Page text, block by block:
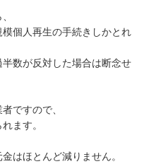
個人再生の手続きしかとれ
数が反対した場合は断念せ
ですので、
ます。
はほとんど減りません。